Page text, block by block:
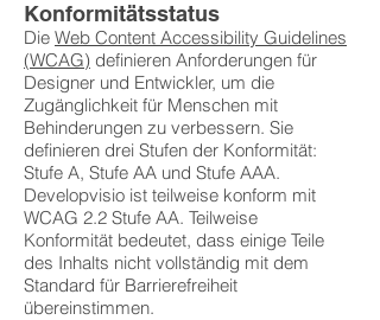
Konformitätsstatus
Die Web Content Accessibility Guidelines
(WCAG) definieren Anforderungen für
Designer und Entwickler, um die
Zugänglichkeit für Menschen mit
Behinderungen zu verbessern. Sie
definieren drei Stufen der Konformität:
Stufe A, Stufe AA und Stufe AAA.
Developvisio ist teilweise konform mit
WCAG 2.2 Stufe AA. Teilweise
Konformität bedeutet, dass einige Teile
des Inhalts nicht vollständig mit dem
Standard für Barrierefreiheit
übereinstimmen.